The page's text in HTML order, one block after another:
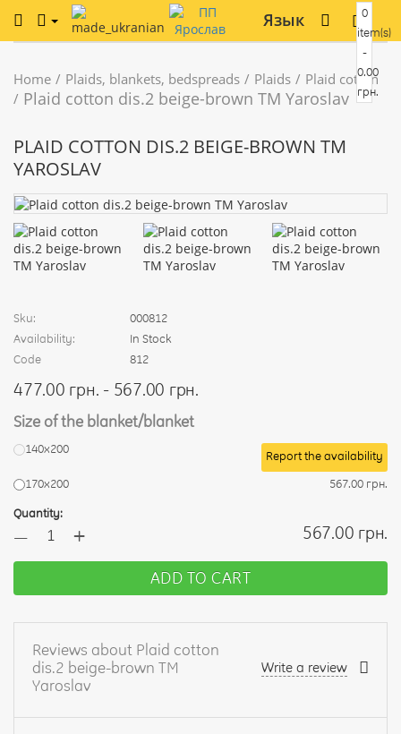
Язык
0
item(s)
-
0.00
грн.
Home Plaids, blankets, bedspreads Plaids Plaid cotton
Plaid cotton dis.2 beige-brown TM Yaroslav
PLAID COTTON DIS.2 BEIGE-BROWN TM
YAROSLAV
Sku:
000812
Availability:
In Stock
Code
812
477.00 грн. - 567.00 грн.
Size of the blanket/blanket
140х200
Report the availability
170х200
567.00 грн.
Quantity:
— + 567.00 грн.
ADD TO CART
Reviews about Plaid cotton
dis.2 beige-brown TM
Yaroslav
Write a review